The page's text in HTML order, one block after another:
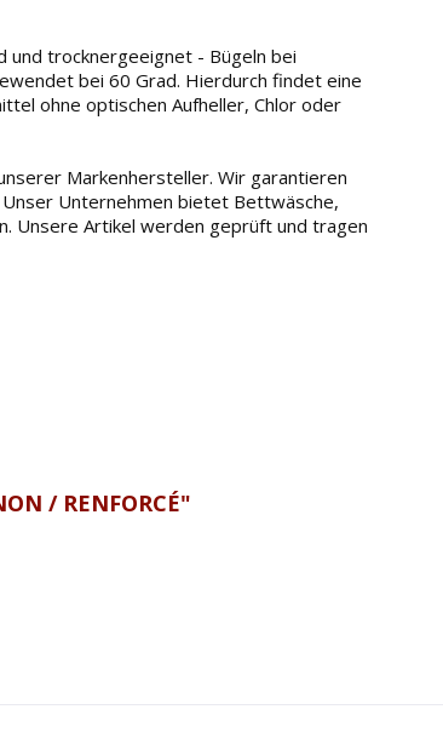
und trocknergeeignet - Bügeln bei
bei 60 Grad. Hierdurch findet eine
ohne optischen Aufheller, Chlor oder
Markenhersteller. Wir garantieren
Unternehmen bietet Bettwäsche,
Unsere Artikel werden geprüft und tragen
/ RENFORCÉ"